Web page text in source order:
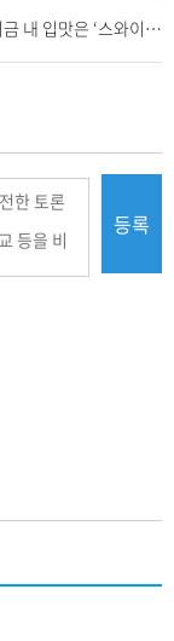
[푸드 인 미디어] 단짠 다음은 맵단! 지금 내 입맛은 ‘스와이시’
등록